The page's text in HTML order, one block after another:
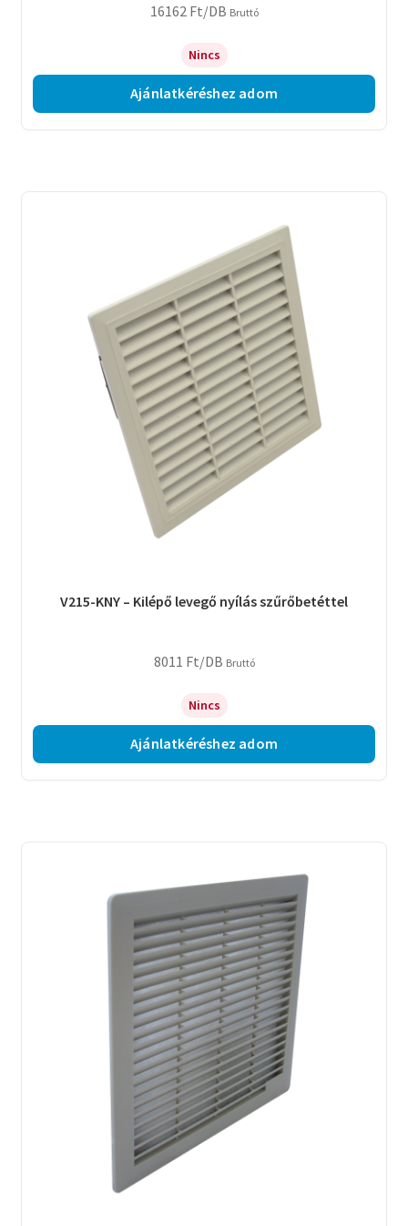
16162 Ft/DB Bruttó
Nincs
Ajánlatkéréshez adom
V215-KNY – Kilépő levegő nyílás szűrőbetéttel
8011 Ft/DB Bruttó
Nincs
Ajánlatkéréshez adom